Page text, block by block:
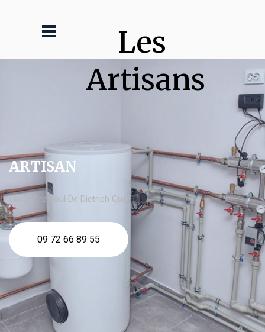
Les
Artisans
ARTISAN
chaudière fioul De Dietrich Guer
09 72 66 89 55